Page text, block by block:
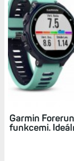
Mapové